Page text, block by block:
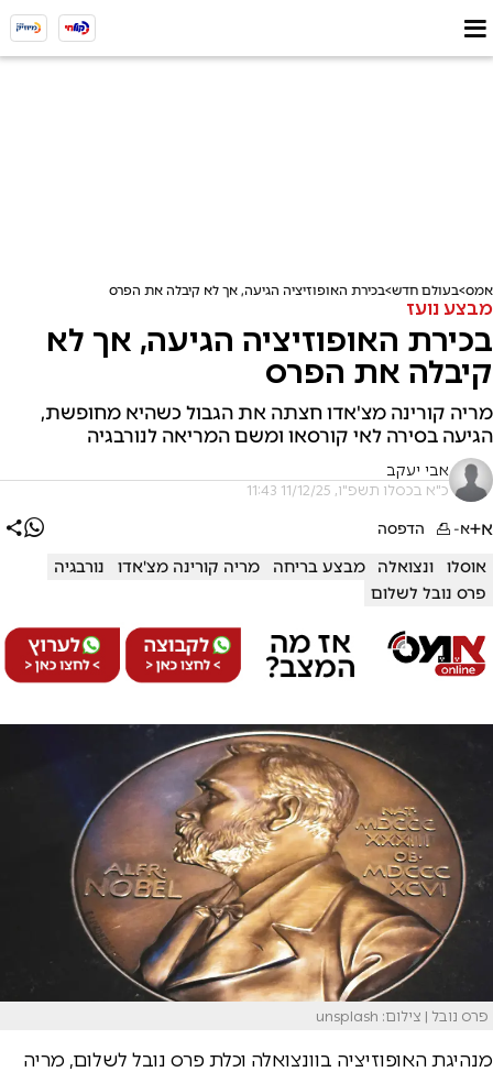
אמס בעולם חדש בכירת האופוזיציה הגיעה, אך לא קיבלה את הפרס
מבצע נועז
בכירת האופוזיציה הגיעה, אך לא
קיבלה את הפרס
מריה קורינה מצ'אדו חצתה את הגבול כשהיא מחופשת,
הגיעה בסירה לאי קורסאו ומשם המריאה לנורבגיה
אבי יעקב
כ"א בכסלו תשפ"ו, 11/12/25 11:43
א+א- הדפסה
אוסלו ונצואלה מבצע בריחה מריה קורינה מצ'אדו
נורבגיה
פרס נובל לשלום
פרס נובל | צילום: unsplash
מנהיגת האופוזיציה בוונצואלה וכלת פרס נובל לשלום, מריה